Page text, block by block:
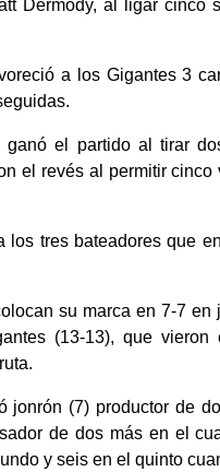
Dermody, al ligar
a los Gigantes 3
ganó el partido al tirar
el revés al permitir
los tres bateadores que
su marca en 7-7
(13-13), que
jonrón (7) productor de
de dos más en el
y seis en el quinto